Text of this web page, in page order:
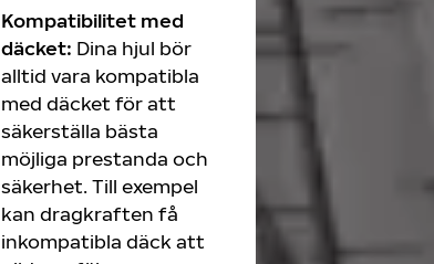
Kompatibilitet med
däcket: Dina hjul bör
alltid vara kompatibla
med däcket för att
säkerställa bästa
möjliga prestanda och
säkerhet. Till exempel
kan dragkraften få
inkompatibla däck att